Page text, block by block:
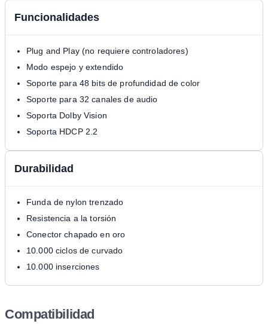
Funcionalidades
Plug and Play (no requiere controladores)
Modo espejo y extendido
Soporte para 48 bits de profundidad de color
Soporte para 32 canales de audio
Soporta Dolby Vision
Soporta HDCP 2.2
Durabilidad
Funda de nylon trenzado
Resistencia a la torsión
Conector chapado en oro
10.000 ciclos de curvado
10.000 inserciones
Compatibilidad